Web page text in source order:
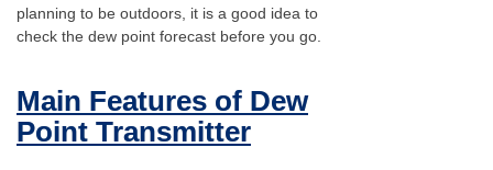
planning to be outdoors, it is a good idea to
check the dew point forecast before you go.
Main Features of Dew
Point Transmitter